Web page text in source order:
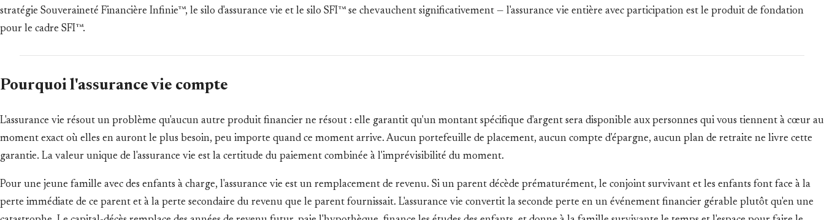
stratégie Souveraineté Financière Infinie™, le silo d'assurance vie et le silo SFI™ se chevauchent significativement — l'assurance vie entière avec participation est le produit de fondation
pour le cadre SFI™.
Pourquoi l'assurance vie compte
L'assurance vie résout un problème qu'aucun autre produit financier ne résout : elle garantit qu'un montant spécifique d'argent sera disponible aux personnes qui vous tiennent à cœur au
moment exact où elles en auront le plus besoin, peu importe quand ce moment arrive. Aucun portefeuille de placement, aucun compte d'épargne, aucun plan de retraite ne livre cette
garantie. La valeur unique de l'assurance vie est la certitude du paiement combinée à l'imprévisibilité du moment.
Pour une jeune famille avec des enfants à charge, l'assurance vie est un remplacement de revenu. Si un parent décède prématurément, le conjoint survivant et les enfants font face à la
perte immédiate de ce parent et à la perte secondaire du revenu que le parent fournissait. L'assurance vie convertit la seconde perte en un événement financier gérable plutôt qu'en une